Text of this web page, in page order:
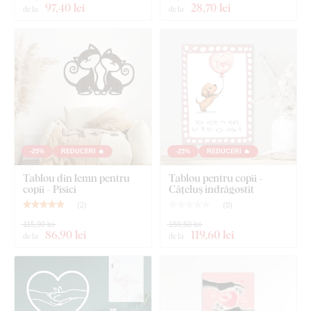
Dimensiunea de 66x66 cm și 90x90 cm - Tabloul are 2
Ce este inclus în pachet?
de la 97,40 lei de la 28,70 lei
-25% REDUCERI 🔥
Tablou din lemn pentru
copii - Pisici
( 2)
de la 86,90 lei
115,90 lei
-25% REDUCERI 🔥
Tablou pentru copii -
Cățeluș îndrăgostit
( 0)
de la 119,60 lei
159,50 lei